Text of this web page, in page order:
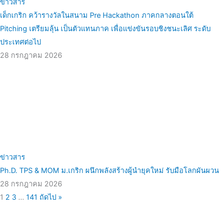
ข่าวสาร
เด็กเกริก คว้ารางวัลในสนาม Pre Hackathon ภาคกลางตอนใต้
Pitching เตรียมลุ้น เป็นตัวแทนภาค เพื่อแข่งขันรอบชิงชนะเลิศ ระดับ
ประเทศต่อไป
28 กรกฎาคม 2026
ข่าวสาร
Ph.D. TPS & MOM ม.เกริก ผนึกพลังสร้างผู้นำยุคใหม่ รับมือโลกผันผวน
28 กรกฎาคม 2026
1 2 3 … 141 ถัดไป »